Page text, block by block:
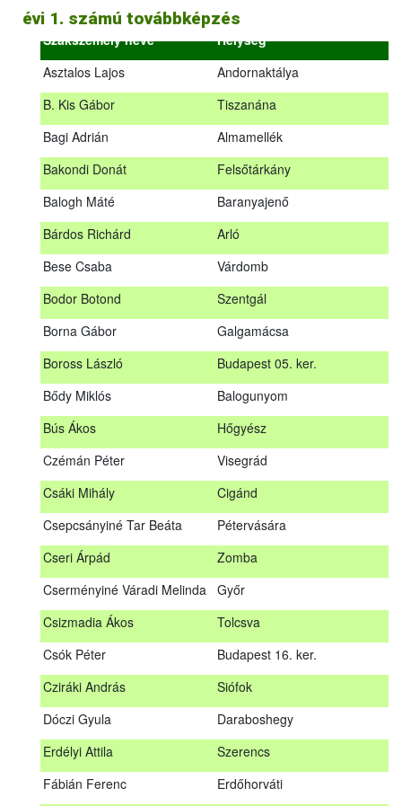
évi 1. számú továbbképzés
2018.09.18. – 2018.09.19.
Szakszemély neve
Helység
Asztalos Lajos
Andornaktálya
B. Kis Gábor
Tiszanána
Bagi Adrián
Almamellék
Bakondi Donát
Felsőtárkány
Balogh Máté
Baranyajenő
Bárdos Richárd
Arló
Bese Csaba
Várdomb
Bodor Botond
Szentgál
Borna Gábor
Galgamácsa
Boross László
Budapest 05. ker.
Bődy Miklós
Balogunyom
Bús Ákos
Hőgyész
Czémán Péter
Visegrád
Csáki Mihály
Cigánd
Csepcsányiné Tar Beáta
Pétervására
Cseri Árpád
Zomba
Cserményiné Váradi Melinda Győr
Csizmadia Ákos
Tolcsva
Csók Péter
Budapest 16. ker.
Cziráki András
Siófok
Dóczi Gyula
Daraboshegy
Erdélyi Attila
Szerencs
Fábián Ferenc
Erdőhorváti
Az alábbiakban tesszük közzé a 2018. szeptember 19-én
megrendezett erdészeti szakszemélyzeti vizsgát sikeresen
teljesítők névsorát.
A sikeres vizsgáról szóló tanúsítványt postán küldjük meg. A
Tiszanána
Almamellék
Felsőtárkány
Balogh Máté
Baranyajenő
Arló
Várdomb
Bodor Botond
Szentgál
Boross László
Bődy Miklós
Bús Ákos
Hőgyész
Barcs
Cseri Árpád
Cserményiné Váradi Melinda